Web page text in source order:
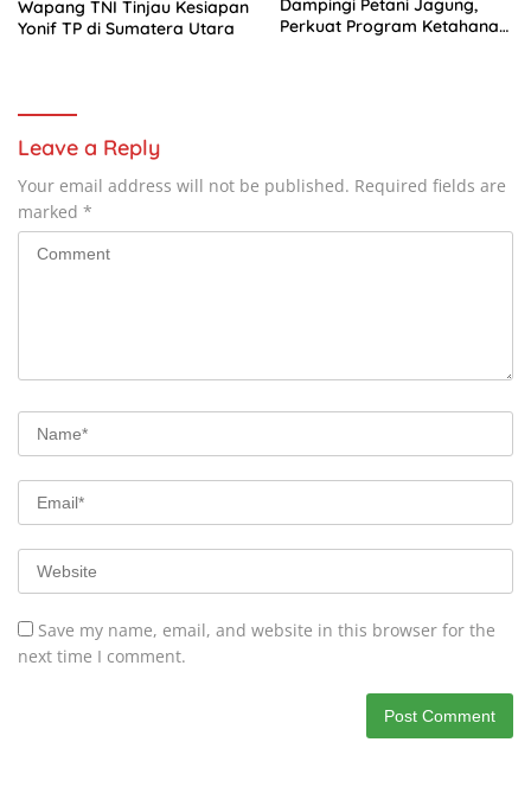
Wapang TNI Tinjau Kesiapan
Yonif TP di Sumatera Utara
Dampingi Petani Jagung,
Perkuat Program Ketahanan
Leave a Reply
Your email address will not be published. Required fields are
marked *
Save my name, email, and website in this browser for the
next time I comment.